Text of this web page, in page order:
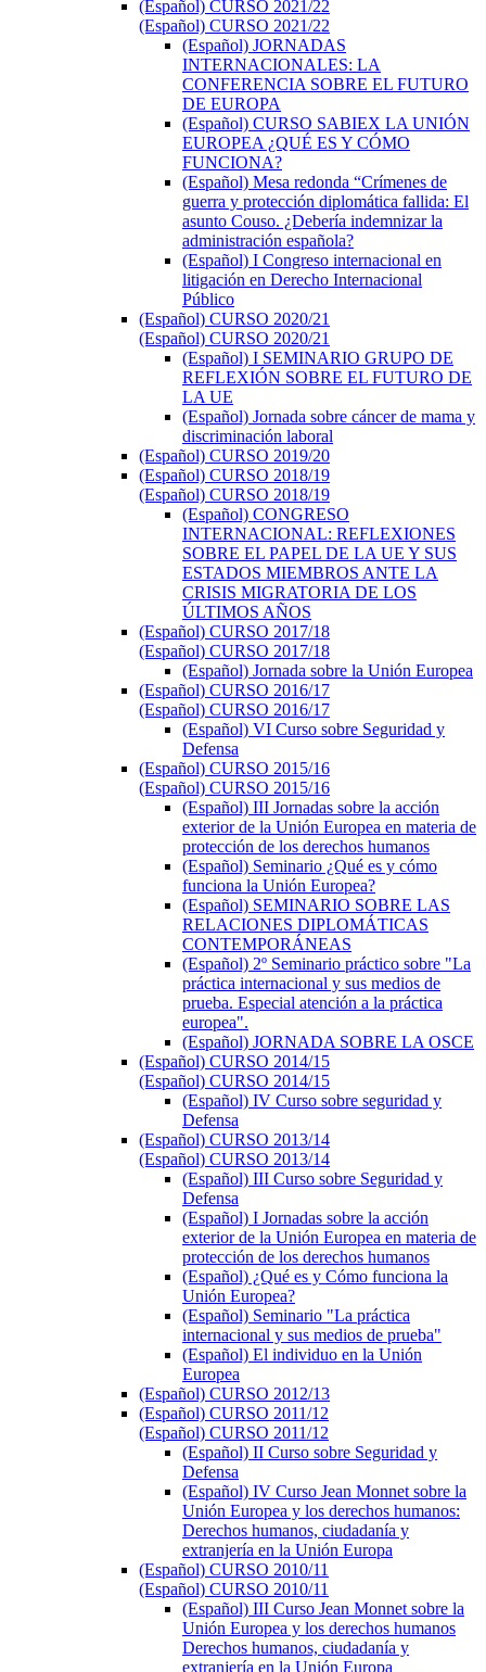
(Español) CURSO 2021/22
(Español) CURSO 2021/22
(Español) JORNADAS
INTERNACIONALES: LA
CONFERENCIA SOBRE EL FUTURO
DE EUROPA
(Español) CURSO SABIEX LA UNIÓN
EUROPEA ¿QUÉ ES Y CÓMO
FUNCIONA?
(Español) Mesa redonda “Crímenes de
guerra y protección diplomática fallida: El
asunto Couso. ¿Debería indemnizar la
administración española?
(Español) I Congreso internacional en
litigación en Derecho Internacional
Público
(Español) CURSO 2020/21
(Español) CURSO 2020/21
(Español) I SEMINARIO GRUPO DE
REFLEXIÓN SOBRE EL FUTURO DE
LA UE
(Español) Jornada sobre cáncer de mama y
discriminación laboral
(Español) CURSO 2019/20
(Español) CURSO 2018/19
(Español) CURSO 2018/19
(Español) CONGRESO
INTERNACIONAL: REFLEXIONES
SOBRE EL PAPEL DE LA UE Y SUS
ESTADOS MIEMBROS ANTE LA
CRISIS MIGRATORIA DE LOS
ÚLTIMOS AÑOS
(Español) CURSO 2017/18
(Español) CURSO 2017/18
(Español) Jornada sobre la Unión Europea
(Español) CURSO 2016/17
(Español) CURSO 2016/17
(Español) VI Curso sobre Seguridad y
Defensa
(Español) CURSO 2015/16
(Español) CURSO 2015/16
(Español) III Jornadas sobre la acción
exterior de la Unión Europea en materia de
protección de los derechos humanos
(Español) Seminario ¿Qué es y cómo
funciona la Unión Europea?
(Español) SEMINARIO SOBRE LAS
RELACIONES DIPLOMÁTICAS
CONTEMPORÁNEAS
(Español) 2º Seminario práctico sobre "La
práctica internacional y sus medios de
prueba. Especial atención a la práctica
europea".
(Español) JORNADA SOBRE LA OSCE
(Español) CURSO 2014/15
(Español) CURSO 2014/15
(Español) IV Curso sobre seguridad y
Defensa
(Español) CURSO 2013/14
(Español) CURSO 2013/14
(Español) III Curso sobre Seguridad y
Defensa
(Español) I Jornadas sobre la acción
exterior de la Unión Europea en materia de
protección de los derechos humanos
(Español) ¿Qué es y Cómo funciona la
Unión Europea?
(Español) Seminario "La práctica
internacional y sus medios de prueba"
(Español) El individuo en la Unión
Europea
(Español) CURSO 2012/13
(Español) CURSO 2011/12
(Español) CURSO 2011/12
(Español) II Curso sobre Seguridad y
Defensa
(Español) IV Curso Jean Monnet sobre la
Unión Europea y los derechos humanos:
Derechos humanos, ciudadanía y
extranjería en la Unión Europa
(Español) CURSO 2010/11
(Español) CURSO 2010/11
(Español) III Curso Jean Monnet sobre la
Unión Europea y los derechos humanos
Derechos humanos, ciudadanía y
extranjería en la Unión Europa